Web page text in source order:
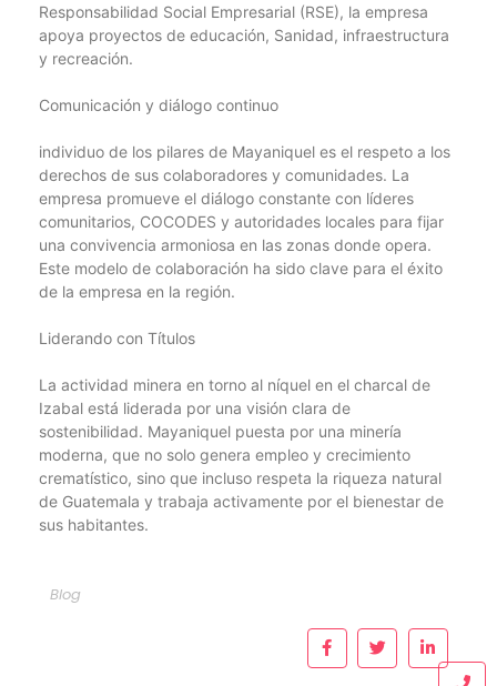
Responsabilidad Social Empresarial (RSE), la empresa
apoya proyectos de educación, Sanidad, infraestructura
y recreación.
Comunicación y diálogo continuo
individuo de los pilares de Mayaniquel es el respeto a los
derechos de sus colaboradores y comunidades. La
empresa promueve el diálogo constante con líderes
comunitarios, COCODES y autoridades locales para fijar
una convivencia armoniosa en las zonas donde opera.
Este modelo de colaboración ha sido clave para el éxito
de la empresa en la región.
Liderando con Títulos
La actividad minera en torno al níquel en el charcal de
Izabal está liderada por una visión clara de
sostenibilidad. Mayaniquel puesta por una minería
moderna, que no solo genera empleo y crecimiento
crematístico, sino que incluso respeta la riqueza natural
de Guatemala y trabaja activamente por el bienestar de
sus habitantes.
Blog